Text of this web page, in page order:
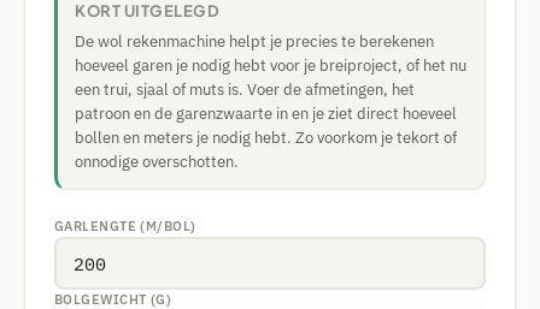
KORT UITGELEGD
De wol rekenmachine helpt je precies te berekenen
hoeveel garen je nodig hebt voor je breiproject, of het nu
een trui, sjaal of muts is. Voer de afmetingen, het
patroon en de garenzwaarte in en je ziet direct hoeveel
bollen en meters je nodig hebt. Zo voorkom je tekort of
onnodige overschotten.
GARLENGTE (M/BOL)
BOLGEWICHT (G)